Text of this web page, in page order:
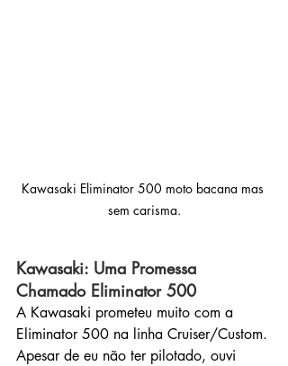
Kawasaki Eliminator 500 moto bacana mas
sem carisma.
Kawasaki: Uma Promessa
Chamado Eliminator 500
A Kawasaki prometeu muito com a
Eliminator 500 na linha Cruiser/Custom.
Apesar de eu não ter pilotado, ouvi